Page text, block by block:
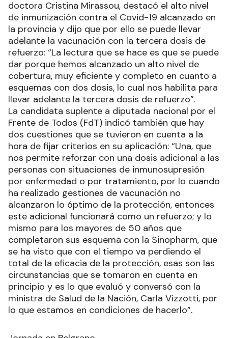
doctora Cristina Mirassou, destacó el alto nivel
de inmunización contra el Covid-19 alcanzado en
la provincia y dijo que por ello se puede llevar
adelante la vacunación con la tercera dosis de
refuerzo: “La lectura que se hace es que se puede
dar porque hemos alcanzado un alto nivel de
cobertura, muy eficiente y completo en cuanto a
esquemas con dos dosis, lo cual nos habilita para
llevar adelante la tercera dosis de refuerzo”.
La candidata suplente a diputada nacional por el
Frente de Todos (FdT) indicó también que hay
dos cuestiones que se tuvieron en cuenta a la
hora de fijar criterios en su aplicación: “Una, que
nos permite reforzar con una dosis adicional a las
personas con situaciones de inmunosupresión
por enfermedad o por tratamiento, por lo cuando
ha realizado gestiones de vacunación no
alcanzaron lo óptimo de la protección, entonces
este adicional funcionará como un refuerzo; y lo
mismo para los mayores de 50 años que
completaron sus esquema con la Sinopharm, que
se ha visto que con el tiempo va perdiendo el
total de la eficacia de la protección, esas son las
circunstancias que se tomaron en cuenta en
principio y es lo que evaluó y conversó con la
ministra de Salud de la Nación, Carla Vizzotti, por
lo que estamos en condiciones de hacerlo”.